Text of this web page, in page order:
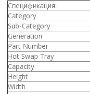
Спецификация:
Category
Sub-Category
Generation
Part Number
Hot Swap Tray
Capacity
Height
Width